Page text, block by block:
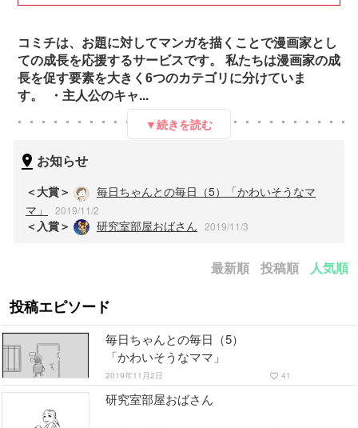
コミチは、お題に対してマンガを描くことで漫画家とし
ての成長を応援するサービスです。 私たちは漫画家の成
長を促す要素を大きく6つのカテゴリに分けていま
す。 ・主人公のキャ...
▼続きを読む
お知らせ
＜大賞＞
毎日ちゃんとの毎日（5）「かわいそうなマ
マ」
2019/11/2
＜入賞＞ 研究室部屋おばさん 2019/11/3
最新順 投稿順 人気順
投稿エピソード
毎日ちゃんとの毎日（5）
「かわいそうなママ」
2019年11月2日 favorite_border 41
研究室部屋おばさん